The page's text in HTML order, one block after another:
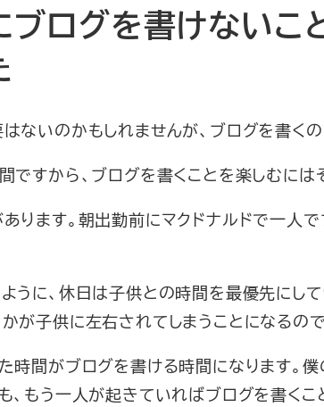
ブログを書けないこ
ないのかもしれませんが、ブログを書くの
ですから、ブログを書くことを楽しむに
ります。朝出勤前にマクドナルドで一人
うに、休日は子供との時間を最優先にし
が子供に左右されてしまうことになるので
時間がブログを書ける時間になります。
、もう一人が起きていればブログを書くこ